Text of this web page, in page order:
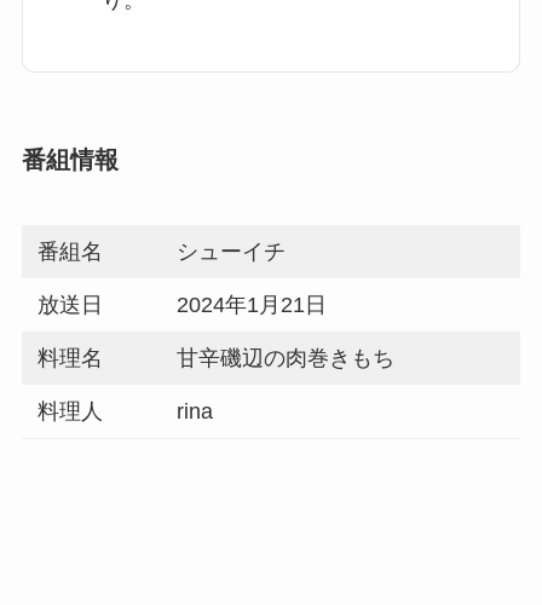
番組情報
番組名 シューイチ
放送日 2024年1月21日
料理名 甘辛磯辺の肉巻きもち
料理人 rina